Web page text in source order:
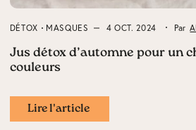
DÉTOX MASQUES 4 OCT. 2024 Par
Jus détox d’automne pour un
couleurs
Lire l'article